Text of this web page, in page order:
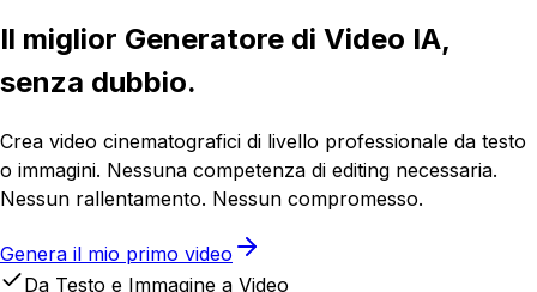
Il miglior Generatore di Video IA,
senza dubbio.
Crea video cinematografici di livello professionale da testo
o immagini. Nessuna competenza di editing necessaria.
Nessun rallentamento. Nessun compromesso.
Genera il mio primo video
Da Testo e Immagine a Video